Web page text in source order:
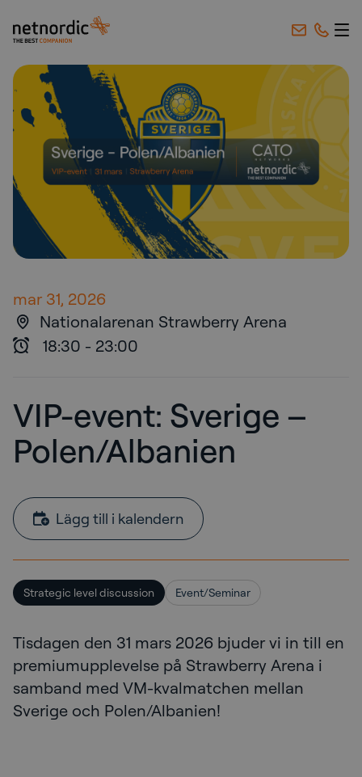
NetNordic Sweden
mar 31, 2026
Nationalarenan Strawberry Arena
18:30 - 23:00
VIP-event: Sverige –
Polen/Albanien
Lägg till i kalendern
Strategic level discussion Event/Seminar
Tisdagen den 31 mars 2026 bjuder vi in till en
premiumupplevelse på Strawberry Arena i
samband med VM-kvalmatchen mellan
Sverige och Polen/Albanien!